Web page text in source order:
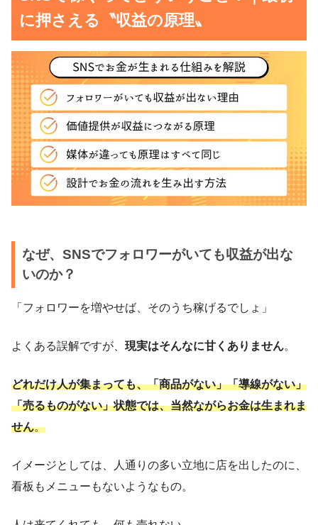
に押さえる〝収益の原理〟
なぜ、SNSでフォロワーがいても収益が出な
いのか？
「フォロワーを増やせば、そのうち稼げるでしょ」
よくある誤解ですが、 現実はそんなに甘くありません。
どれだけ人が集まっても、「商品がない」「導線がない」
「売るものがない」状態では、当然ながらお金は生まれま
せん。
イメージとしては、人通りの多い立地に店を出したのに、
看板もメニューもないようなもの。